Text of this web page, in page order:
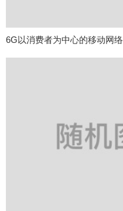
6G以消费者为中心的移动网络